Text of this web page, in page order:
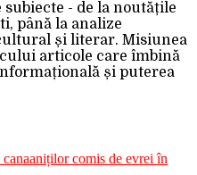
- de la noutățile
până la analize
și literar. Misiunea
articole care îmbină
și puterea